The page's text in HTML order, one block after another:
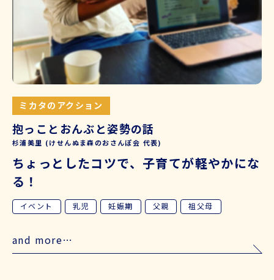
ミカタのアクション
抱っことおんぶと姿勢の話
杉浦美里 (けせんぬま森のおさんぽ会 代表)
ちょっとしたコツで、子育てが軽やかにな
る！
イベント 乳児 妊娠期 父親 祖父母
and more…